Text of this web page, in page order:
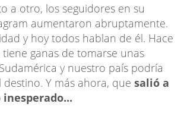
a otro, los seguidores en su
aumentaron abruptamente.
y hoy todos hablan de él. Hace
ganas de tomarse unas
y nuestro país podría
Y más ahora, que salió a